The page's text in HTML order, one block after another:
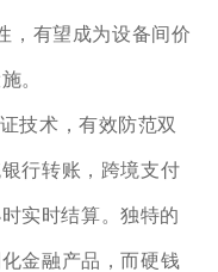
，有望成为设备间价
。
技术，有效防范双
行转账，跨境支付
实时结算。独特的
金融产品，而硬钱